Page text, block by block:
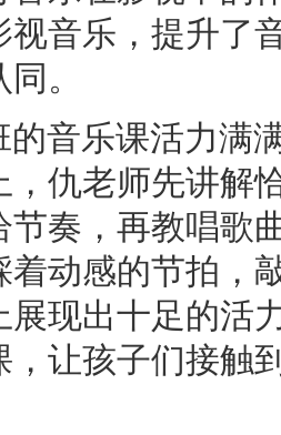
视音乐，提升了
。
音乐课活力满
仇老师先讲解
奏，再教唱歌
动感的节拍，
现出十足的活
，让孩子们接触